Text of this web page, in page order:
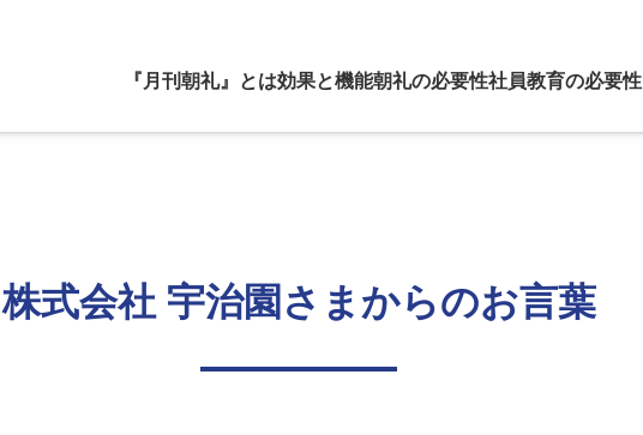
『月刊朝礼』とは効果と機能朝礼の必要性社員教育の必要性
株式会社 宇治園さまからのお言葉